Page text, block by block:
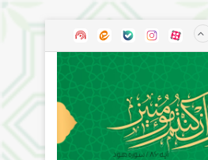
آپاراتاینستاگرام
بله ایتا